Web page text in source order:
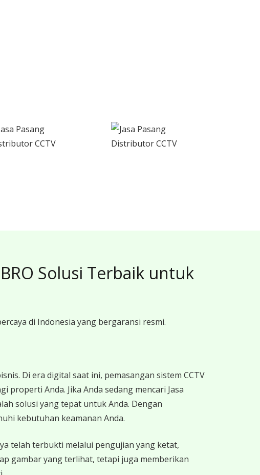
BRO Solusi Terbaik untuk
di Indonesia yang bergaransi resmi.
Di era digital saat ini, pemasangan sistem CCTV
Anda. Jika Anda sedang mencari Jasa
solusi yang tepat untuk Anda. Dengan
kebutuhan keamanan Anda.
telah terbukti melalui pengujian yang ketat,
gambar yang terlihat, tetapi juga memberikan